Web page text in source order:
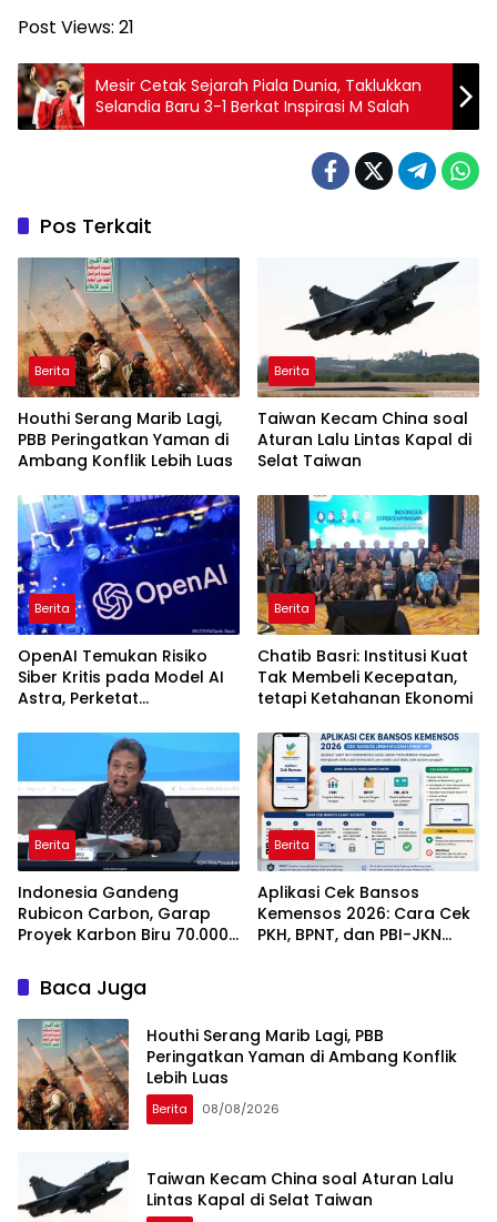
Post Views: 21
Mesir Cetak Sejarah Piala Dunia, Taklukkan
Selandia Baru 3-1 Berkat Inspirasi M Salah
Pos Terkait
Berita
Houthi Serang Marib Lagi,
PBB Peringatkan Yaman di
Ambang Konflik Lebih Luas
Berita
Taiwan Kecam China soal
Aturan Lalu Lintas Kapal di
Selat Taiwan
Berita
OpenAI Temukan Risiko
Siber Kritis pada Model AI
Astra, Perketat
Berita
Chatib Basri: Institusi Kuat
Tak Membeli Kecepatan,
tetapi Ketahanan Ekonomi
Berita
Indonesia Gandeng
Rubicon Carbon, Garap
Proyek Karbon Biru 70.000
Berita
Aplikasi Cek Bansos
Kemensos 2026: Cara Cek
PKH, BPNT, dan PBI-JKN
Baca Juga
Houthi Serang Marib Lagi, PBB
Peringatkan Yaman di Ambang Konflik
Lebih Luas
Berita 08/08/2026
Taiwan Kecam China soal Aturan Lalu
Lintas Kapal di Selat Taiwan